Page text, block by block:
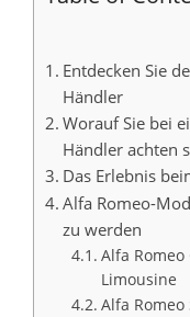
Entdecken Sie
Händler
Worauf Sie bei
Händler achten
Das Erlebnis
Alfa Romeo-
zu werden
Alfa
Limousine
Alfa Romeo